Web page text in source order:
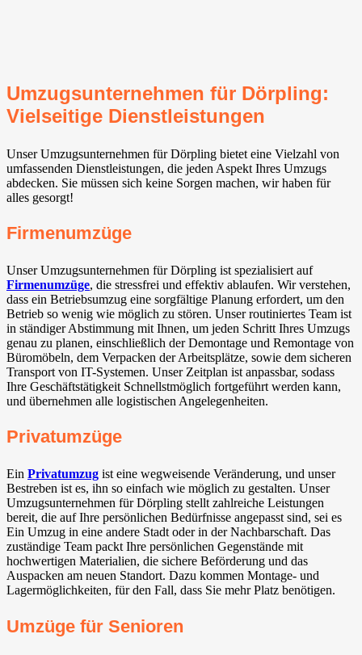
Umzugsunternehmen für Dörpling:
Vielseitige Dienstleistungen
Unser Umzugsunternehmen für Dörpling bietet eine Vielzahl von
umfassenden Dienstleistungen, die jeden Aspekt Ihres Umzugs
abdecken. Sie müssen sich keine Sorgen machen, wir haben für
alles gesorgt!
Firmenumzüge
Unser Umzugsunternehmen für Dörpling ist spezialisiert auf
Firmenumzüge, die stressfrei und effektiv ablaufen. Wir verstehen,
dass ein Betriebsumzug eine sorgfältige Planung erfordert, um den
Betrieb so wenig wie möglich zu stören. Unser routiniertes Team ist
in ständiger Abstimmung mit Ihnen, um jeden Schritt Ihres Umzugs
genau zu planen, einschließlich der Demontage und Remontage von
Büromöbeln, dem Verpacken der Arbeitsplätze, sowie dem sicheren
Transport von IT-Systemen. Unser Zeitplan ist anpassbar, sodass
Ihre Geschäftstätigkeit Schnellstmöglich fortgeführt werden kann,
und übernehmen alle logistischen Angelegenheiten.
Privatumzüge
Ein Privatumzug ist eine wegweisende Veränderung, und unser
Bestreben ist es, ihn so einfach wie möglich zu gestalten. Unser
Umzugsunternehmen für Dörpling stellt zahlreiche Leistungen
bereit, die auf Ihre persönlichen Bedürfnisse angepasst sind, sei es
Ein Umzug in eine andere Stadt oder in der Nachbarschaft. Das
zuständige Team packt Ihre persönlichen Gegenstände mit
hochwertigen Materialien, die sichere Beförderung und das
Auspacken am neuen Standort. Dazu kommen Montage- und
Lagermöglichkeiten, für den Fall, dass Sie mehr Platz benötigen.
Umzüge für Senioren